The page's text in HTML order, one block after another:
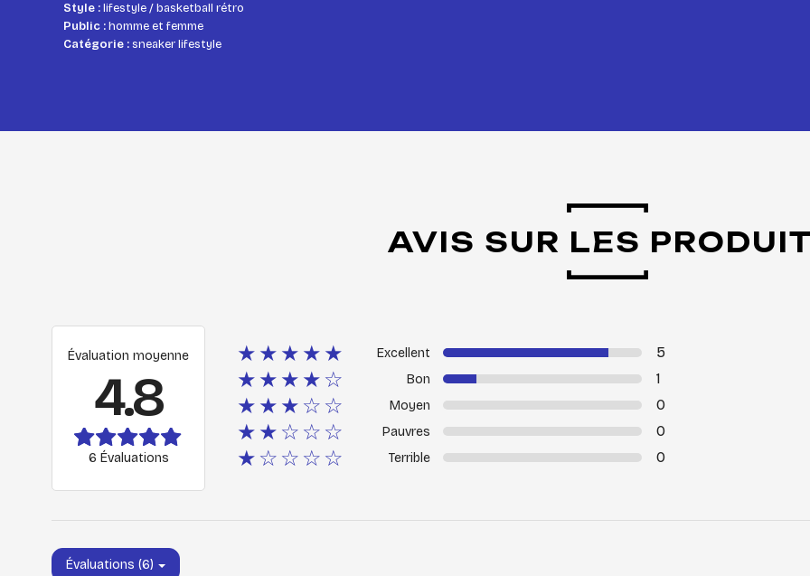
Style :lifestyle / basketball rétro
Public :homme et femme
Catégorie :sneaker lifestyle
AVIS SUR LES
Évaluation moyenne
4.8
6 Évaluations
★★★★★ Excellent 5
★★★★☆ Bon 1
★★★☆☆ Moyen 0
★★☆☆☆ Pauvres 0
★☆☆☆☆ Terrible 0
Évaluations (6)